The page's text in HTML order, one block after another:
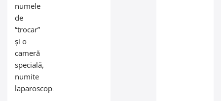
numele
de
“trocar”
și o
cameră
specială,
numite
laparoscop.